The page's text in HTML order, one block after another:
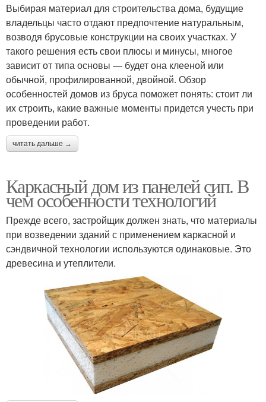
Выбирая материал для строительства дома, будущие
владельцы часто отдают предпочтение натуральным,
возводя брусовые конструкции на своих участках. У
такого решения есть свои плюсы и минусы, многое
зависит от типа основы — будет она клееной или
обычной, профилированной, двойной. Обзор
особенностей домов из бруса поможет понять: стоит ли
их строить, какие важные моменты придется учесть при
проведении работ.
читать дальше →
Каркасный дом из панелей сип. В
чем особенности технологий
Прежде всего, застройщик должен знать, что материалы
при возведении зданий с применением каркасной и
сэндвичной технологии используются одинаковые. Это
древесина и утеплители.